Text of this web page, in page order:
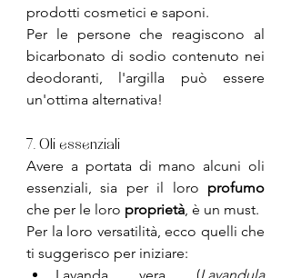
prodotti cosmetici e saponi.
Per le persone che reagiscono al
bicarbonato di sodio contenuto nei
deodoranti, l'argilla può essere
un'ottima alternativa!
7. Oli essenziali
Avere a portata di mano alcuni oli
essenziali, sia per il loro profumo
che per le loro proprietà , è un must.
Per la loro versatilità, ecco quelli che
ti suggerisco per iniziare:
Lavanda vera (Lavandula